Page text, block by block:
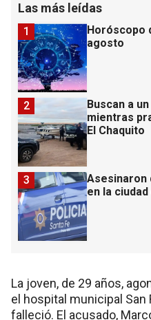
Las más leídas
Horóscopo
agosto
1
Buscan a
mientras
El Chaquito
2
Asesinaron
en la
3
La joven, de 29 años,
el hospital municipal
falleció. El acusado,